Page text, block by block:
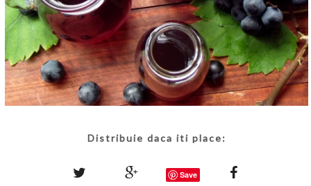
Distribuie daca iti place:
Save